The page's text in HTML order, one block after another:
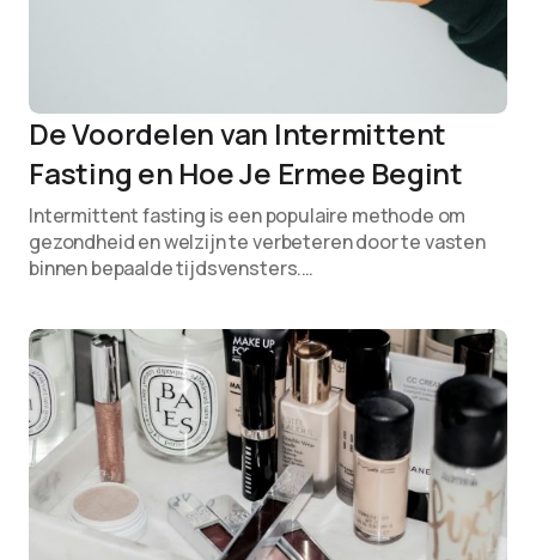
De Voordelen van Intermittent
Fasting en Hoe Je Ermee Begint
Intermittent fasting is een populaire methode om
gezondheid en welzijn te verbeteren door te vasten
binnen bepaalde tijdsvensters.…